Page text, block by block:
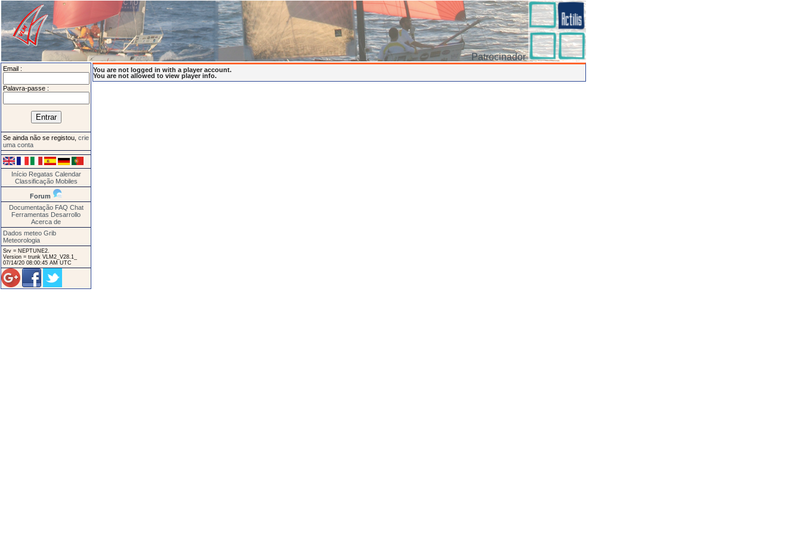
Patrocinador
Email :
Palavra-passe :
Se ainda não se registou, crie
uma conta
Início Regatas Calendar
Classificação Mobiles
Forum
Documentação FAQ Chat
Ferramentas Desarrollo
Acerca de
Dados meteo Grib
Meteorologia
Srv = NEPTUNE2.
Version = trunk VLM2_V28.1_
07/14/20 08:00:45 AM UTC
You are not logged in with a player account.
You are not allowed to view player info.